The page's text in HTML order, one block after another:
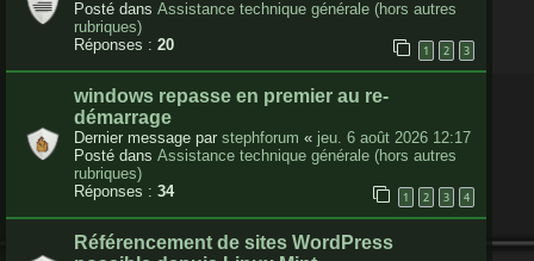
Posté dans Assistance technique générale (hors autres
rubriques)
Réponses : 20 1 2 3
windows repasse en premier au re-
démarrage
Dernier message par stephforum « jeu. 6 août 2026 12:17
Posté dans Assistance technique générale (hors autres
rubriques)
Réponses : 34 1 2 3 4
Référencement de sites WordPress